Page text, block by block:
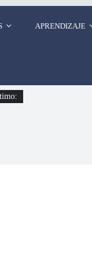
APRENDIZAJE